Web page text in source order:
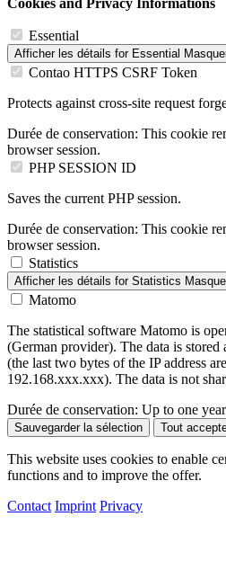
Essential
Afficher les détails for Essential
Contao HTTPS CSRF Token
Protects against cross-site request
Durée de conservation: This cookie
browser session.
PHP SESSION ID
Saves the current PHP session.
Durée de conservation: This cookie
browser session.
Statistics
Afficher les détails for Statistics
Matomo
The statistical software Matomo is
(German provider). The data is
(the last two bytes of the IP address
192.168.xxx.xxx). The data is not
Durée de conservation: Up to one year
Sauvegarder la sélection Tout
This website uses cookies to enable
functions and to improve the offer.
Contact Imprint Privacy